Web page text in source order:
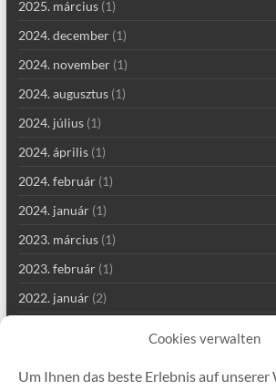
Cookies verwalten
Um Ihnen das beste Erlebnis auf unserer
2025. március(1)
2024. december(1)
2024. november(1)
2024. augusztus(1)
2024. július(1)
2024. április(1)
2024. február(1)
2024. január(1)
2023. március(1)
2023. február(1)
2022. január(2)
2021. július(1)